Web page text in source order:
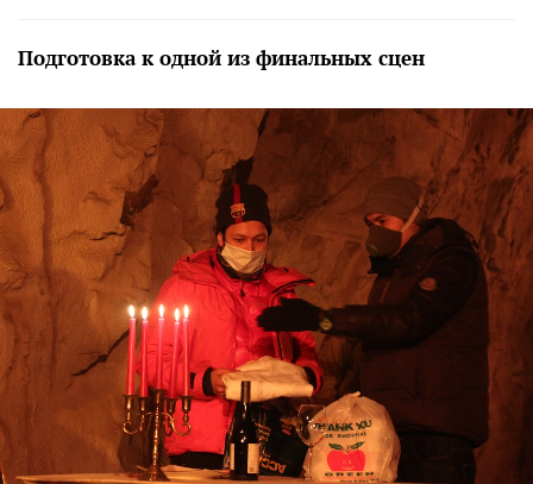
Подготовка к одной из финальных сцен